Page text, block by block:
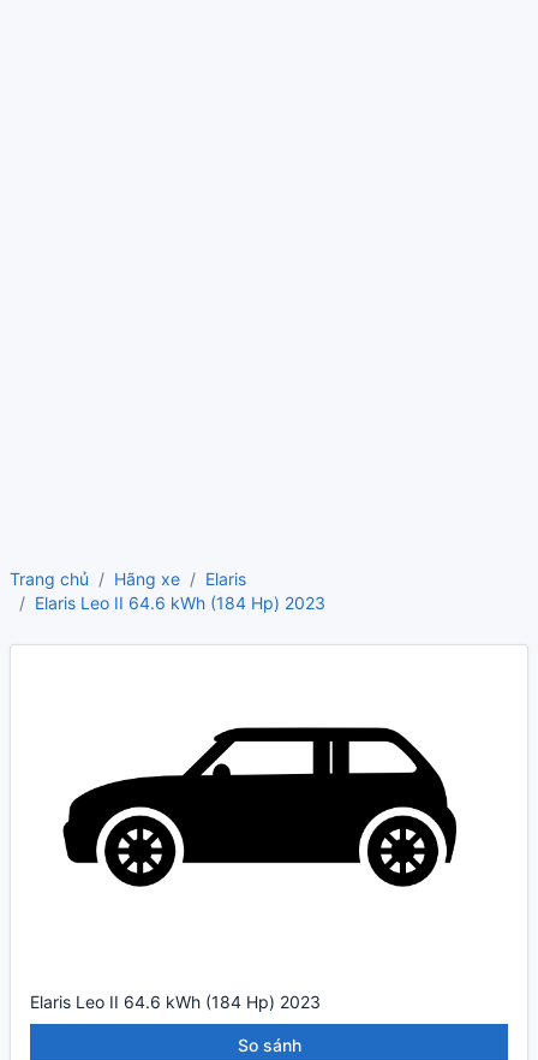
Trang chủ Hãng xe
Elaris
Elaris Leo II 64.6 kWh (184 Hp) 2023
Elaris Leo II 64.6 kWh (184 Hp) 2023
So sánh